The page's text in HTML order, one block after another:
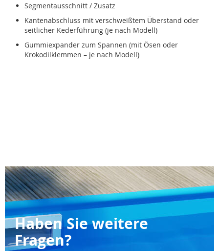
Segmentausschnitt / Zusatz
Kantenabschluss mit verschweißtem Überstand oder
seitlicher Kederführung (je nach Modell)
Gummiexpander zum Spannen (mit Ösen oder
Krokodilklemmen – je nach Modell)
Haben Sie weitere
Fragen?